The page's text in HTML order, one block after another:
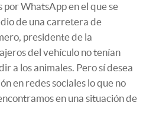
por WhatsApp en el que se
de una carretera de
presidente de la
del vehículo no tenían
a los animales. Pero sí desea
en redes sociales lo que no
en una situación de